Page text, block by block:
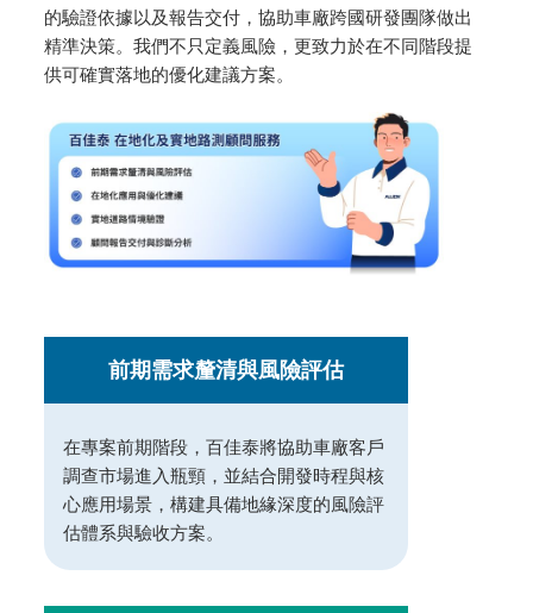
的驗證依據以及報告交付，協助車廠跨國研發團隊做出
精準決策。我們不只定義風險，更致力於在不同階段提
供可確實落地的優化建議方案。
前期需求釐清與風險評估
在專案前期階段，百佳泰將協助車廠客戶
調查市場進入瓶頸，並結合開發時程與核
心應用場景，構建具備地緣深度的風險評
估體系與驗收方案。